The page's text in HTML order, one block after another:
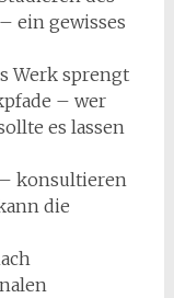
ein gewisses
Werk sprengt
– wer
es lassen
konsultieren
die